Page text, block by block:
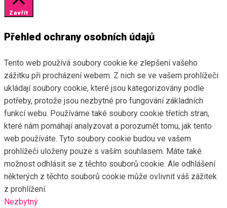
Zavřít
Přehled ochrany osobních údajů
Tento web používá soubory cookie ke zlepšení vašeho
zážitku při procházení webem. Z nich se ve vašem prohlížeči
ukládají soubory cookie, které jsou kategorizovány podle
potřeby, protože jsou nezbytné pro fungování základních
funkcí webu. Používáme také soubory cookie třetích stran,
které nám pomáhají analyzovat a porozumět tomu, jak tento
web používáte. Tyto soubory cookie budou ve vašem
prohlížeči uloženy pouze s vaším souhlasem. Máte také
možnost odhlásit se z těchto souborů cookie. Ale odhlášení
některých z těchto souborů cookie může ovlivnit váš zážitek
z prohlížení.
Nezbytný